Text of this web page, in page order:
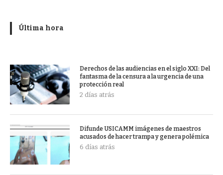
Última hora
Derechos de las audiencias en el siglo XXI: Del
fantasma de la censura a la urgencia de una
protección real
2 días atrás
Difunde USICAMM imágenes de maestros
acusados de hacer trampa y genera polémica
6 días atrás